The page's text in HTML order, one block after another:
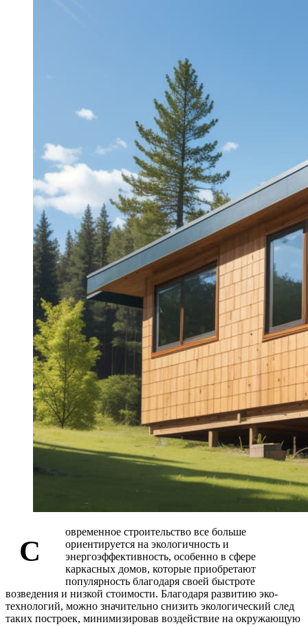
С
овременное строительство все больше
ориентируется на экологичность и
энергоэффективность, особенно в сфере
каркасных домов, которые приобретают
популярность благодаря своей быстроте
возведения и низкой стоимости. Благодаря развитию эко-
технологий, можно значительно снизить экологический след
таких построек, минимизировав воздействие на окружающую